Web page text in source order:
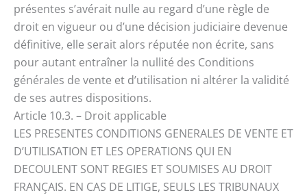
présentes s’avérait nulle au regard d’une règle de
droit en vigueur ou d’une décision judiciaire devenue
définitive, elle serait alors réputée non écrite, sans
pour autant entraîner la nullité des Conditions
générales de vente et d’utilisation ni altérer la validité
de ses autres dispositions.
Article 10.3. – Droit applicable
LES PRESENTES CONDITIONS GENERALES DE VENTE ET
D’UTILISATION ET LES OPERATIONS QUI EN
DECOULENT SONT REGIES ET SOUMISES AU DROIT
FRANÇAIS. EN CAS DE LITIGE, SEULS LES TRIBUNAUX